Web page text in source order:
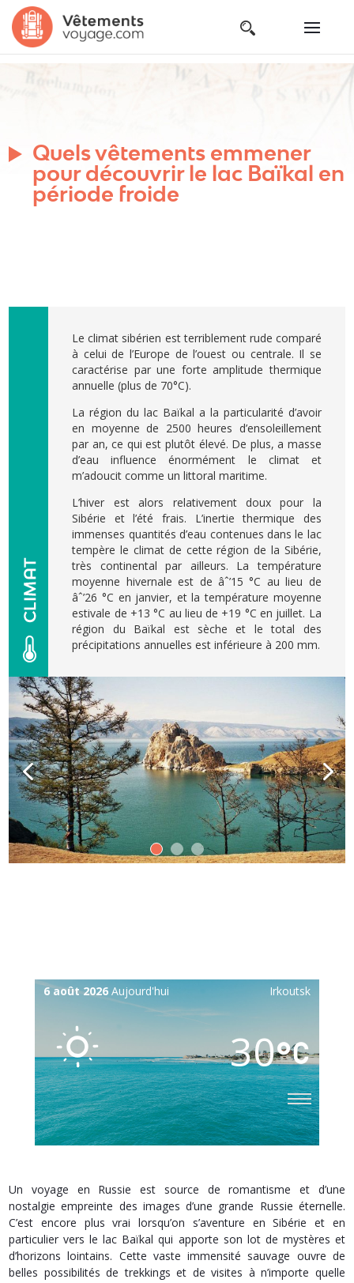
Quels vêtements emmener
pour découvrir le lac Baïkal en
période froide
Le climat sibérien est terriblement rude comparé
à celui de l’Europe de l’ouest ou centrale. Il se
caractérise par une forte amplitude thermique
annuelle (plus de 70°C).
La région du lac Baïkal a la particularité d’avoir
en moyenne de 2500 heures d’ensoleillement
par an, ce qui est plutôt élevé. De plus, a masse
d’eau influence énormément le climat et
m’adoucit comme un littoral maritime.
L’hiver est alors relativement doux pour la
Sibérie et l’été frais. L’inertie thermique des
immenses quantités d’eau contenues dans le lac
tempère le climat de cette région de la Sibérie,
très continental par ailleurs. La température
moyenne hivernale est de âˆ’15 °C au lieu de
âˆ’26 °C en janvier, et la température moyenne
estivale de +13 °C au lieu de +19 °C en juillet. La
région du Baïkal est sèche et le total des
précipitations annuelles est inférieure à 200 mm.
6 août 2026Aujourd'hui Irkoutsk
30
Un voyage en Russie est source de romantisme et d’une
nostalgie empreinte des images d’une grande Russie éternelle.
C’est encore plus vrai lorsqu’on s’aventure en Sibérie et en
particulier vers le lac Baïkal qui apporte son lot de mystères et
d’horizons lointains. Cette vaste immensité sauvage ouvre de
belles possibilités de trekkings et de visites à n’importe quelle